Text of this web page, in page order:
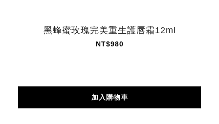
黑蜂蜜玫瑰完美重生護唇霜12ml
NT$980
加入購物車